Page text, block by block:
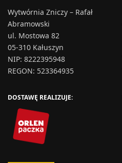
Wytwórnia Zniczy – Rafał
Abramowski
ul. Mostowa 82
05-310 Kałuszyn
NIP: 8222395948
REGON: 523364935
DOSTAWĘ REALIZUJE: